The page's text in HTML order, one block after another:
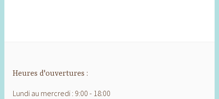
Heures d'ouvertures :
Lundi au mercredi : 9:00 - 18:00